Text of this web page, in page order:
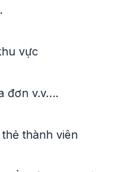
vực
đơn v.v….
thành viên